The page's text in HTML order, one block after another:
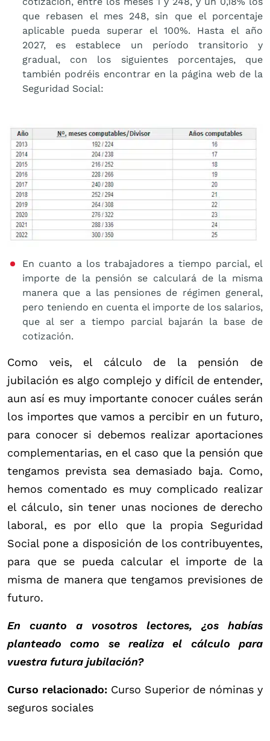
que rebasen el mes 248, sin que el porcentaje
aplicable pueda superar el 100%. Hasta el año
2027, es establece un período transitorio y
gradual, con los siguientes porcentajes, que
también podréis encontrar en la página web de la
Seguridad Social:
En cuanto a los trabajadores a tiempo parcial, el
importe de la pensión se calculará de la misma
manera que a las pensiones de régimen general,
pero teniendo en cuenta el importe de los salarios,
que al ser a tiempo parcial bajarán la base de
cotización.
Como veis, el cálculo de la pensión de
jubilación es algo complejo y difícil de entender,
aun así es muy importante conocer cuáles serán
los importes que vamos a percibir en un futuro,
para conocer si debemos realizar aportaciones
complementarias, en el caso que la pensión que
tengamos prevista sea demasiado baja. Como,
hemos comentado es muy complicado realizar
el cálculo, sin tener unas nociones de derecho
laboral, es por ello que la propia Seguridad
Social pone a disposición de los contribuyentes,
para que se pueda calcular el importe de la
misma de manera que tengamos previsiones de
futuro.
En cuanto a vosotros lectores, ¿os habías
planteado como se realiza el cálculo para
vuestra futura jubilación?
Curso relacionado: Curso Superior de nóminas y
seguros sociales